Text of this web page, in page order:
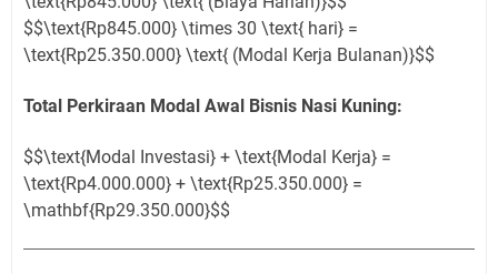
$$\text{Rp845.000} \times 30 \text{ hari} =
\text{Rp25.350.000} \text{ (Modal Kerja Bulanan)}$$
Total Perkiraan Modal Awal Bisnis Nasi Kuning:
$$\text{Modal Investasi} + \text{Modal Kerja} =
\text{Rp4.000.000} + \text{Rp25.350.000} =
\mathbf{Rp29.350.000}$$